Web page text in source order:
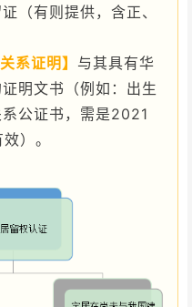
（有则提供，含正、
系证明】 与其具有华
明文书（例如：出生
公证书，需是2021
）。